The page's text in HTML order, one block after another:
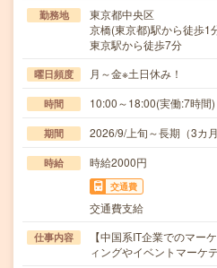
勤務地
東京都中央区
京橋(東京都)駅から徒歩1
東京駅から徒歩7分
曜日頻度 月～金※土日休み！
時間 10:00～18:00(実働:7時間
期間 2026/9/上旬～長期（3カ
時給 時給2000円
交通費
交通費支給
仕事内容
【中国系IT企業でのマー
ィングやイベントマーケ